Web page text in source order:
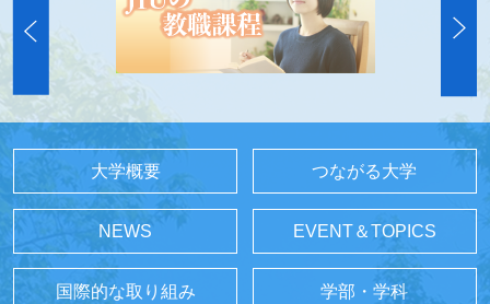
大学概要 つながる大学
NEWS EVENT＆TOPICS
国際的な取り組み 学部・学科